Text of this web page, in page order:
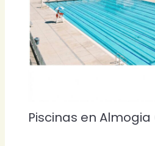
Piscinas en